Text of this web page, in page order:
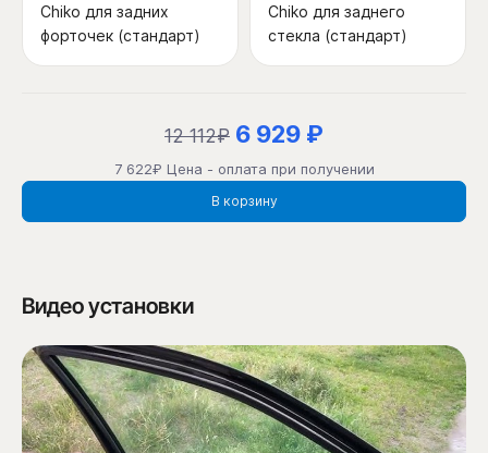
Chiko для задних
форточек (стандарт)
Chiko для заднего
стекла (стандарт)
12 112₽ 6 929 ₽
7 622₽ Цена - оплата при получении
В корзину
Видео установки